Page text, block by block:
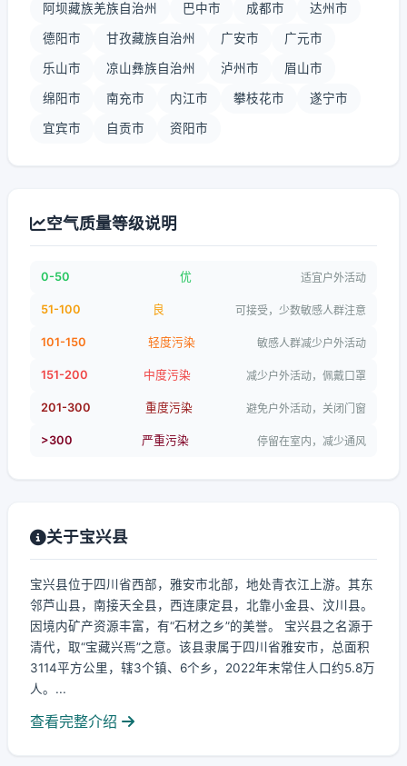
阿坝藏族羌族自治州 巴中市 成都市 达州市
德阳市 甘孜藏族自治州 广安市 广元市
乐山市 凉山彝族自治州 泸州市 眉山市
绵阳市 南充市 内江市 攀枝花市 遂宁市
宜宾市 自贡市 资阳市
空气质量等级说明
0-50 优 适宜户外活动
51-100 良 可接受，少数敏感人群注意
101-150 轻度污染 敏感人群减少户外活动
151-200 中度污染 减少户外活动，佩戴口罩
201-300 重度污染 避免户外活动，关闭门窗
>300 严重污染 停留在室内，减少通风
关于宝兴县
宝兴县位于四川省西部，雅安市北部，地处青衣江上游。其东
邻芦山县，南接天全县，西连康定县，北靠小金县、汶川县。
因境内矿产资源丰富，有“石材之乡”的美誉。 宝兴县之名源于
清代，取“宝藏兴焉”之意。该县隶属于四川省雅安市，总面积
3114平方公里，辖3个镇、6个乡，2022年末常住人口约5.8万
人。...
查看完整介绍